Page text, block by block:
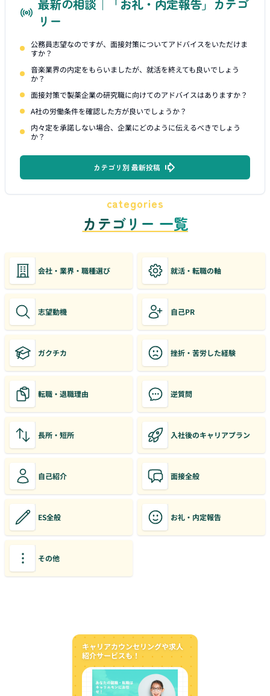
最新の相談｜「お礼・内定報告」カテゴ
リー
公務員志望なのですが、面接対策についてアドバイスをいただけま
すか？
音楽業界の内定をもらいましたが、就活を終えても良いでしょう
か？
面接対策で製薬企業の研究職に向けてのアドバイスはありますか？
A社の労働条件を確認した方が良いでしょうか？
内々定を承諾しない場合、企業にどのように伝えるべきでしょう
か？
カテゴリ別 最新投稿
categories
カテゴリー 一覧
会社・業界・職種選び 就活・転職の軸
志望動機 自己PR
ガクチカ 挫折・苦労した経験
転職・退職理由 逆質問
長所・短所 入社後のキャリアプラン
自己紹介 面接全般
ES全般 お礼・内定報告
その他
キャリアカウンセリングや求人
紹介サービスも！